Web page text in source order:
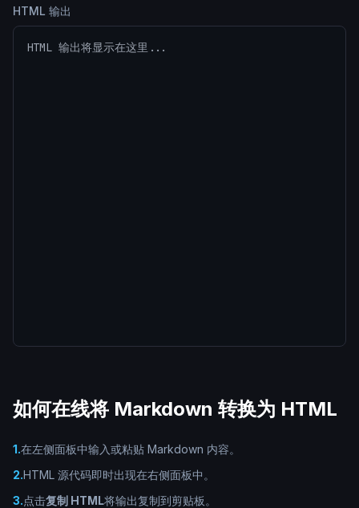
HTML 输出
如何在线将 Markdown 转换为 HTML
1.在左侧面板中输入或粘贴 Markdown 内容。
2.HTML 源代码即时出现在右侧面板中。
3.点击复制 HTML将输出复制到剪贴板。